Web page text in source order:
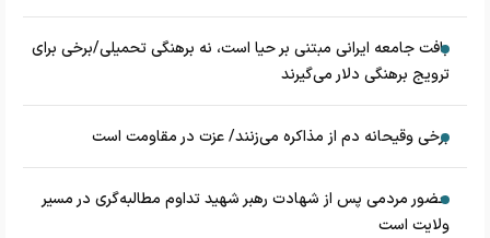
بافت جامعه ایرانی مبتنی بر حیا است، نه برهنگی تحمیلی/برخی برای
ترویج برهنگی دلار می‌گیرند
برخی وقیحانه دم از مذاکره می‌زنند/ عزت در مقاومت است
حضور مردمی پس از شهادت رهبر شهید تداوم مطالبه‌گری در مسیر
ولایت است